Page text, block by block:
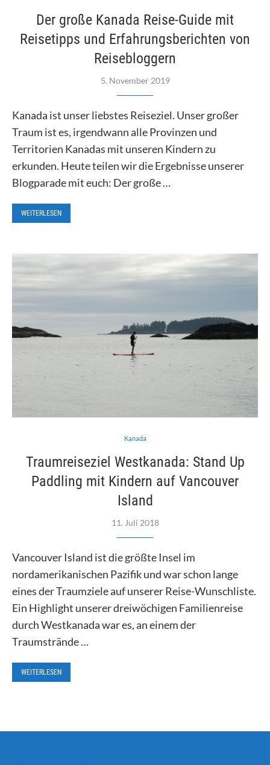
Der große Kanada Reise-Guide mit
Reisetipps und Erfahrungsberichten von
Reisebloggern
5. November 2019
Kanada ist unser liebstes Reiseziel. Unser großer
Traum ist es, irgendwann alle Provinzen und
Territorien Kanadas mit unseren Kindern zu
erkunden. Heute teilen wir die Ergebnisse unserer
Blogparade mit euch: Der große …
WEITERLESEN
Kanada
Traumreiseziel Westkanada: Stand Up
Paddling mit Kindern auf Vancouver
Island
11. Juli 2018
Vancouver Island ist die größte Insel im
nordamerikanischen Pazifik und war schon lange
eines der Traumziele auf unserer Reise-Wunschliste.
Ein Highlight unserer dreiwöchigen Familienreise
durch Westkanada war es, an einem der
Traumstrände …
WEITERLESEN